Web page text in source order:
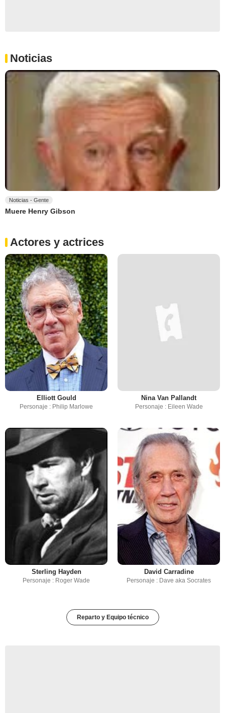
Noticias
Noticias - Gente
Muere Henry Gibson
Actores y actrices
Elliott Gould
Personaje : Philip Marlowe
Nina Van Pallandt
Personaje : Eileen Wade
Sterling Hayden
Personaje : Roger Wade
David Carradine
Personaje : Dave aka Socrates
Reparto y Equipo técnico